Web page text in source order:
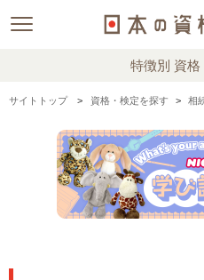
特徴別 資格
サイトトップ 資格・検定を探す 相